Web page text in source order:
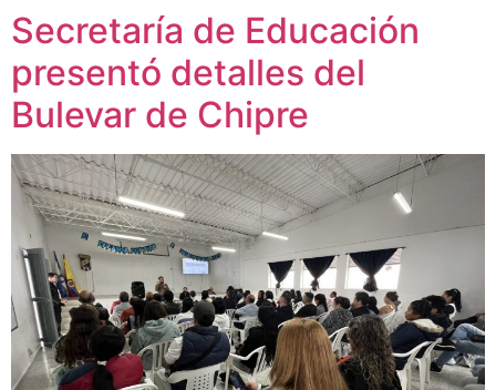
Secretaría de Educación
presentó detalles del
Bulevar de Chipre